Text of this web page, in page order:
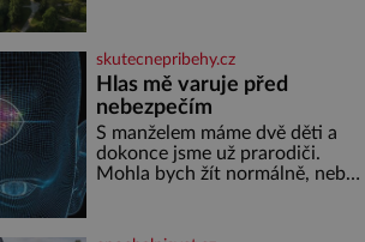
jediného dne můžete
nahlédnout do útrob jedné z
nejvýznamnějších vodních
elektráren v Evropě, vydat se na
horské hřebeny, projet se na
koloběžce a den zakončit
poznáváním památek ve
skutecnepribehy.cz
Hlas mě varuje před
nebezpečím
S manželem máme dvě děti a
dokonce jsme už prarodiči.
Mohla bych žít normálně, nebýt
mzdová účetní a konec měsíce